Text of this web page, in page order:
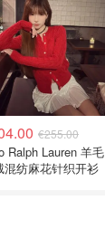
€255.00
Ralph Lauren 羊毛
混纺麻花针织开衫